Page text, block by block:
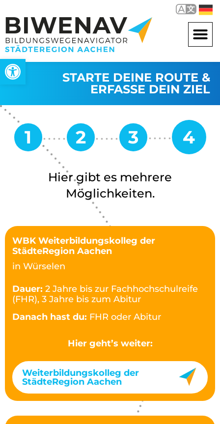
Werkzeugleiste öffnen
STARTE DEINE ROUTE &
ERFASSE DEIN ZIEL
Hier gibt es mehrere
Möglichkeiten.
WBK Weiterbildungskolleg der
StädteRegion Aachen
in Würselen
Dauer: 2 Jahre bis zur Fachhochschulreife
(FHR), 3 Jahre bis zum Abitur
Danach hast du: FHR oder Abitur
Hier geht’s weiter:
Weiterbildungskolleg der
StädteRegion Aachen